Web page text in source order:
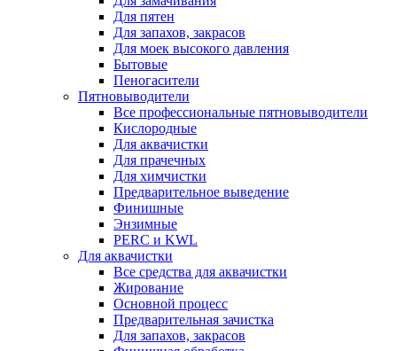
Для пятен
Для запахов, закрасов
Для моек высокого давления
Бытовые
Пеногасители
Пятновыводители
Все профессиональные пятновыводители
Кислородные
Для аквачистки
Для прачечных
Для химчистки
Предварительное выведение
Финишные
Энзимные
PERC и KWL
Для аквачистки
Все средства для аквачистки
Жирование
Основной процесс
Предварительная зачистка
Для запахов, закрасов